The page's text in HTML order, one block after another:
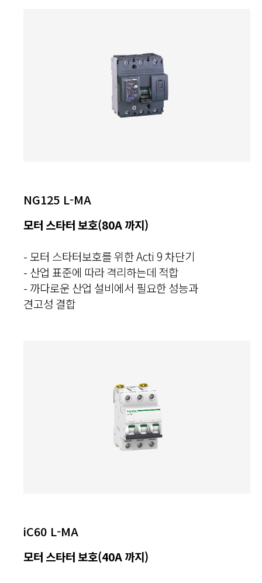
NG125 L-MA
모터 스타터 보호(80A 까지)
- 모터 스타터보호를 위한 Acti 9 차단기
- 산업 표준에 따라 격리하는데 적합
- 까다로운 산업 설비에서 필요한 성능과
견고성 결합
iC60 L-MA
모터 스타터 보호(40A 까지)